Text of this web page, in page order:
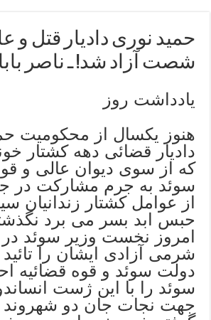
حمید نوری دادیار قتل و
شصت آزاد شد! ـ ناصر
یادداشت روز
هنوز یکسال از محکومیت
دادیار قضائی دهه کشتار
که از سوی دیوان عالی و
سوئد به جرم مشارکت در
از عوامل کشتار زندانیان
حبس ابد بسر می برد
امروز نخست وزیر سوئد
شرمی آزادی ایشان را
دولت سوئد و قوه قضائیه
سوئد را با این ژست
جهت نجات جان دو شهروند